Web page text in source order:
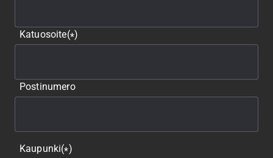
Katuosoite(*)
Postinumero
Kaupunki(*)